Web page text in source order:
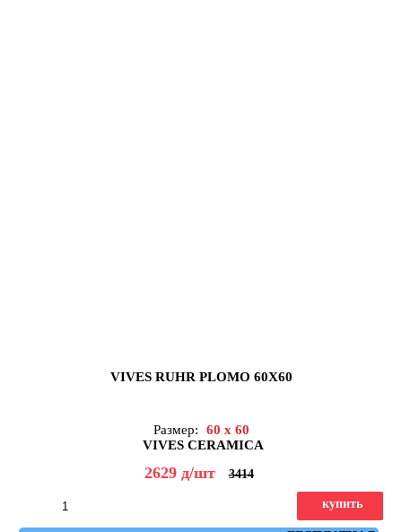
VIVES RUHR PLOMO 60X60
Размер:
60 x 60
VIVES CERAMICA
2629 д/шт 3414
купить